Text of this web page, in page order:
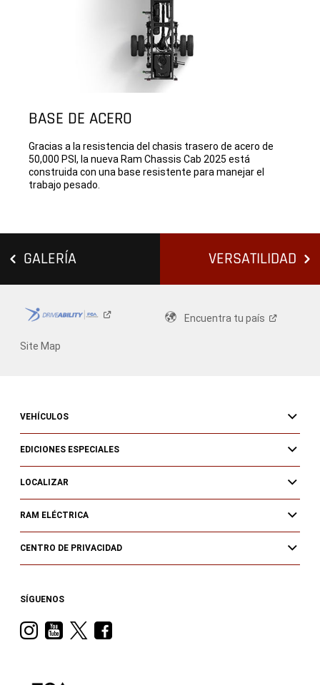
BASE DE ACERO
Gracias a la resistencia del chasis trasero de acero de
50,000 PSI, la nueva Ram Chassis Cab 2025 está
construida con una base resistente para manejar el
trabajo pesado.
GALERÍA VERSATILIDAD
Encuentra tupaís
Site Map
VEHÍCULOS
EDICIONES ESPECIALES
LOCALIZAR
RAM ELÉCTRICA
CENTRO DE PRIVACIDAD
SÍGUENOS
VisitVisitVisitVisit